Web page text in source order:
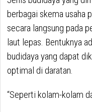
berbagai skema usaha
secara langsung pada
laut lepas. Bentuknya
budidaya yang dapat
optimal di daratan.
“Seperti kolam-kolam